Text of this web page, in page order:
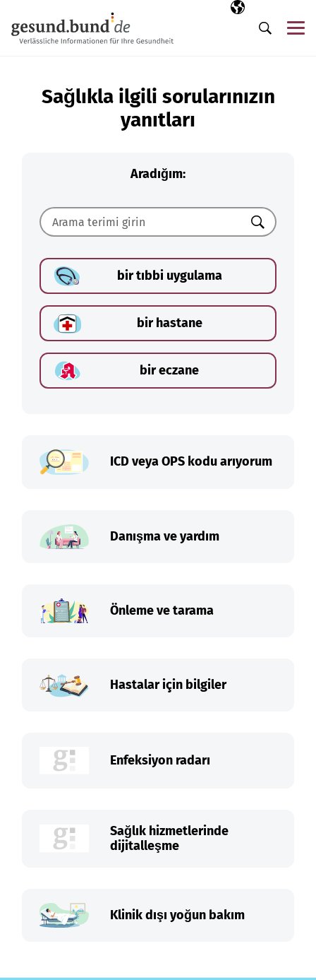
Seçili dil
TR
Arama
Sağlıkla ilgili sorularınızın
yanıtları
Aradığım:
Ara
bir tıbbi uygulama
bir hastane
bir eczane
ICD veya OPS kodu arıyorum
Danışma ve yardım
Önleme ve tarama
Hastalar için bilgiler
Enfeksiyon radarı
Sağlık hizmetlerinde
dijitalleşme
Klinik dışı yoğun bakım